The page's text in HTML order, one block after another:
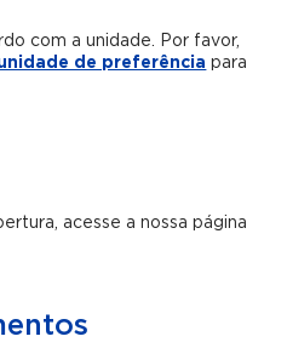
com a unidade. Por favor,
de preferência para
acesse a nossa página